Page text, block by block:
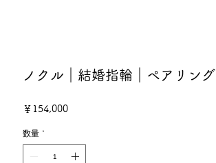
ノクル｜結婚指輪｜ペアリング
￥154,000価
数量 *